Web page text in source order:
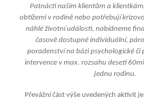
Patnácti našim klientům a
obtížemi v rodině nebo potřebují
náhlé životní události, nabídneme
časově dostupné individuální,
poradenství na bázi psychologické či
intervence v max. rozsahu deseti
jednu rodinu.
Převážní část výše uvedených aktivit